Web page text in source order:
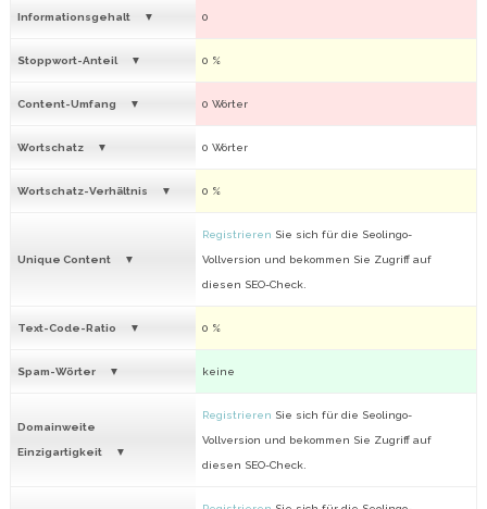
Informationsgehalt 0
Stoppwort-Anteil 0 %
Content-Umfang 0 Wörter
Wortschatz 0 Wörter
Wortschatz-Verhältnis 0 %
Unique Content
Registrieren Sie sich für die Seolingo-
Vollversion und bekommen Sie Zugriff auf
diesen SEO-Check.
Text-Code-Ratio 0 %
Spam-Wörter keine
Domainweite
Einzigartigkeit
Registrieren Sie sich für die Seolingo-
Vollversion und bekommen Sie Zugriff auf
diesen SEO-Check.